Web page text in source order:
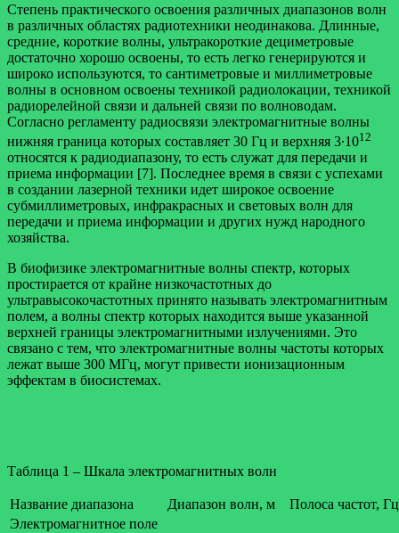
Степень практического освоения различных диапазонов волн
в различных областях радиотехники неодинакова. Длинные,
средние, короткие волны, ультракороткие дециметровые
достаточно хорошо освоены, то есть легко генерируются и
широко используются, то сантиметровые и миллиметровые
волны в основном освоены техникой радиолокации, техникой
радиорелейной связи и дальней связи по волноводам.
Согласно регламенту радиосвязи электромагнитные волны
нижняя граница которых составляет 30 Гц и верхняя 3∙1012
относятся к радиодиапазону, то есть служат для передачи и
приема информации [7]. Последнее время в связи с успехами
в создании лазерной техники идет широкое освоение
субмиллиметровых, инфракрасных и световых волн для
передачи и приема информации и других нужд народного
хозяйства.
В биофизике электромагнитные волны спектр, которых
простирается от крайне низкочастотных до
ультравысокочастотных принято называть электромагнитным
полем, а волны спектр которых находится выше указанной
верхней границы электромагнитными излучениями. Это
связано с тем, что электромагнитные волны частоты которых
лежат выше 300 МГц, могут привести ионизационным
эффектам в биосистемах.
Таблица 1 – Шкала электромагнитных волн
Название диапазона Диапазон волн, м
Полоса частот, Гц
Электромагнитное поле